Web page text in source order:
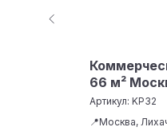
66 м²
22
Артикул: KP32
📍Москва,